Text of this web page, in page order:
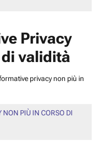
Privacy
validità
privacy non più in
PIÙ IN CORSO DI